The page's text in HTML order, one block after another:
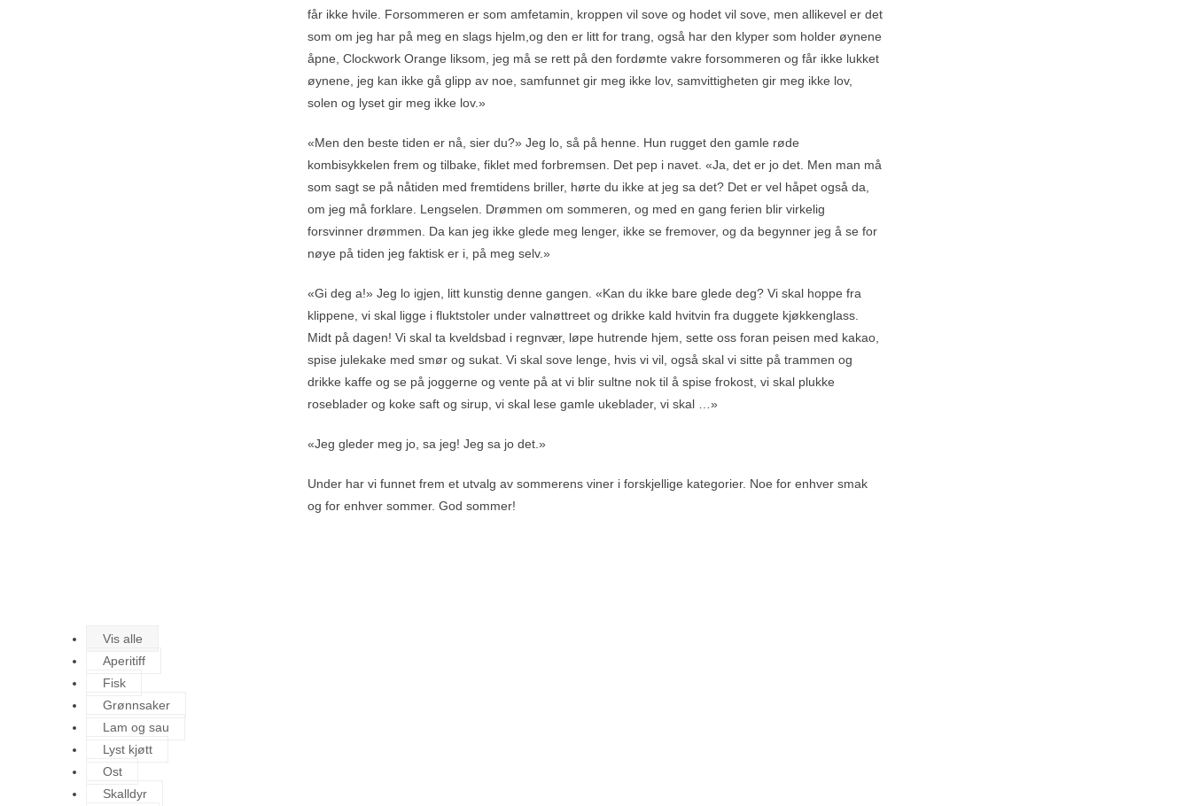
får ikke hvile. Forsommeren er som amfetamin, kroppen vil sove og hodet vil sove, men allikevel er det
som om jeg har på meg en slags hjelm,og den er litt for trang, også har den klyper som holder øynene
åpne, Clockwork Orange liksom, jeg må se rett på den fordømte vakre forsommeren og får ikke lukket
øynene, jeg kan ikke gå glipp av noe, samfunnet gir meg ikke lov, samvittigheten gir meg ikke lov,
solen og lyset gir meg ikke lov.»
«Men den beste tiden er nå, sier du?» Jeg lo, så på henne. Hun rugget den gamle røde
kombisykkelen frem og tilbake, fiklet med forbremsen. Det pep i navet. «Ja, det er jo det. Men man må
som sagt se på nåtiden med fremtidens briller, hørte du ikke at jeg sa det? Det er vel håpet også da,
om jeg må forklare. Lengselen. Drømmen om sommeren, og med en gang ferien blir virkelig
forsvinner drømmen. Da kan jeg ikke glede meg lenger, ikke se fremover, og da begynner jeg å se for
nøye på tiden jeg faktisk er i, på meg selv.»
«Gi deg a!» Jeg lo igjen, litt kunstig denne gangen. «Kan du ikke bare glede deg? Vi skal hoppe fra
klippene, vi skal ligge i fluktstoler under valnøttreet og drikke kald hvitvin fra duggete kjøkkenglass.
Midt på dagen! Vi skal ta kveldsbad i regnvær, løpe hutrende hjem, sette oss foran peisen med kakao,
spise julekake med smør og sukat. Vi skal sove lenge, hvis vi vil, også skal vi sitte på trammen og
drikke kaffe og se på joggerne og vente på at vi blir sultne nok til å spise frokost, vi skal plukke
roseblader og koke saft og sirup, vi skal lese gamle ukeblader, vi skal …»
«Jeg gleder meg jo, sa jeg! Jeg sa jo det.»
Under har vi funnet frem et utvalg av sommerens viner i forskjellige kategorier. Noe for enhver smak
og for enhver sommer. God sommer!
Vis alle
Aperitiff
Fisk
Grønnsaker
Lam og sau
Lyst kjøtt
Ost
Skalldyr